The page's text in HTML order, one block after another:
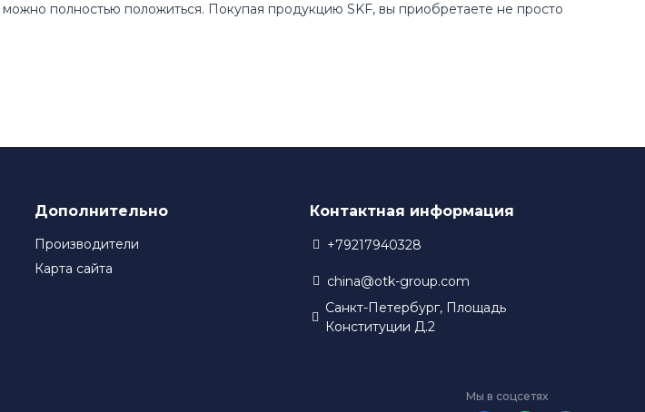
полностью положиться. Покупая продукцию SKF, вы приобретаете не просто
Дополнительно
Производители
Карта сайта
Контактная информация
+79217940328
china@otk-group.com
Санкт-Петербург, Площадь
Конституции Д.2
Мы в соцсетях